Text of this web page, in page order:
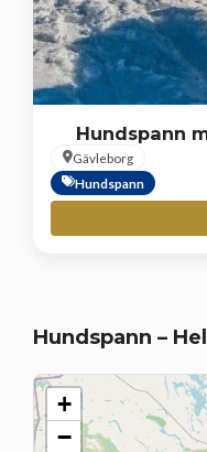
Hundspann
Gävleborg
Hundspann
Hundspann –
+
−